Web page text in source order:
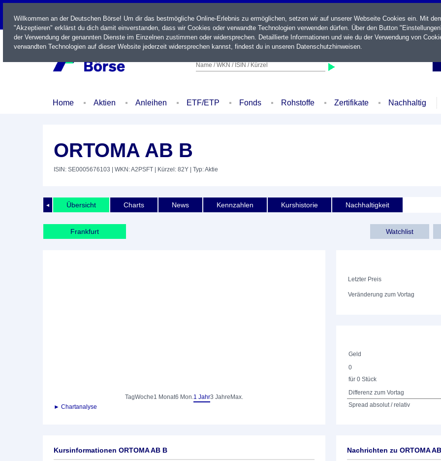
LIVE
Name / WKN / ISIN / Kürzel
Home Aktien Anleihen ETF/ETP Fonds Rohstoffe Zertifikate Nachhaltig
ORTOMA AB B
ISIN: SE0005676103 | WKN: A2PSFT | Kürzel: 82Y | Typ: Aktie
◄ Übersicht Charts News Kennzahlen Kurshistorie Nachhaltigkeit
Frankfurt Watchlist
TagWoche1 Monat6 Mon.1 Jahr3 Jahre Max.
► Chartanalyse
Letzter Preis
Veränderung zum Vortag
Geld
0
für 0 Stück
Differenz zum Vortag
Spread absolut / relativ
Kursinformationen ORTOMA AB B Nachrichten zu ORTOMA
Willkommen an der Deutschen Börse! Um dir das bestmögliche Online-Erlebnis zu ermöglichen, setzen wir auf unserer Webseite Cookies ein. Mit
"Akzeptieren" erklärst du dich damit einverstanden, dass wir Cookies oder verwandte Technologien verwenden dürfen. Über den Button
der Verwendung der genannten Dienste im Einzelnen zustimmen oder widersprechen. Detaillierte Informationen und wie du der Verwendung von
verwandten Technologien auf dieser Website jederzeit widersprechen kannst, findest du in unseren Datenschutzhinweisen.